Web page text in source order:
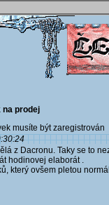
na prodej
musíte být
z Dacronu. Taky se to
hodinovej elaborát .
který ovšem pletou